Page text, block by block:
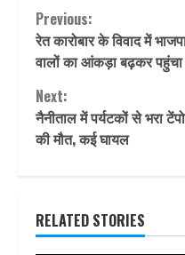
Continue
Reading
Previous:
रेत कारोबार के विवाद में
वालों का आंकड़ा बढ़कर पहुंचा
Next:
नैनीताल में पर्यटकों से भरा
की मौत, कई घायल
RELATED STORIES